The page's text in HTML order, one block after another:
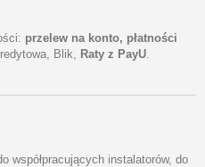
przelew na konto, płatności
Blik, Raty z PayU
współpracujących instalatorów, do